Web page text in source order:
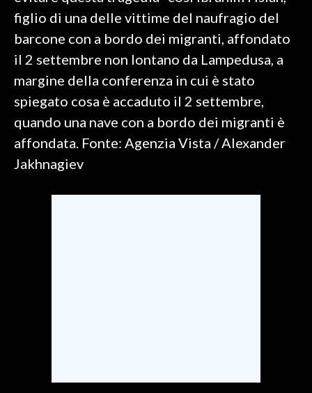
SALUTE
SARDEGNA TURISMO
#CARAUNIONE
figlio di una delle vittime del naufragio del
barcone con a bordo dei migranti, affondato
il 2 settembre non lontano da Lampedusa, a
margine della conferenza in cui è stato
spiegato cosa è accaduto il 2 settembre,
quando una nave con a bordo dei migranti è
affondata. Fonte: Agenzia Vista / Alexander
Jakhnagiev